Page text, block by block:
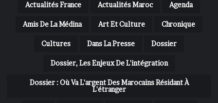
Actualités France Actualités Maroc Agenda
Amis De La Médina Art Et Culture Chronique
Cultures Dans La Presse Dossier
Dossier, Les Enjeux De L'intégration
Dossier : Où Va L'argent Des Marocains Résidant À
L'étranger